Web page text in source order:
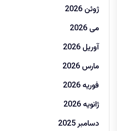
ژوئن 2026
می 2026
آوریل 2026
مارس 2026
فوریه 2026
ژانویه 2026
دسامبر 2025